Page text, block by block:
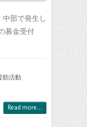
中部で発生し
募金受付
助活動
Read more...